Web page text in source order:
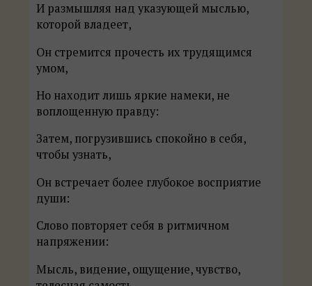
И размышляя над указующей мыслью,
которой владеет,
Он стремится прочесть их трудящимся
умом,
Но находит лишь яркие намеки, не
воплощенную правду:
Затем, погрузившись спокойно в себя,
чтобы узнать,
Он встречает более глубокое восприятие
души:
Слово повторяет себя в ритмичном
напряжении:
Мысль, видение, ощущение, чувство,